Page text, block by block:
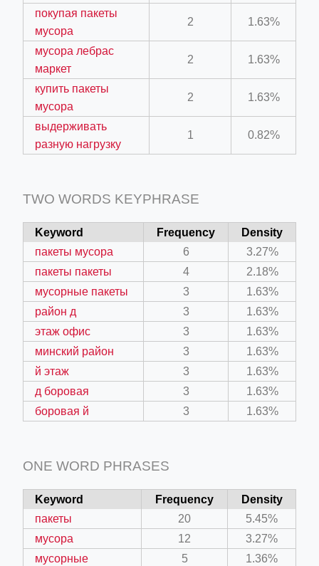
crew-neck-navy-blue/
покупая пакеты
мусора
2 1.63%
мусора лебрас
маркет
2 1.63%
купить пакеты
мусора
2 1.63%
выдерживать
разную нагрузку
1 0.82%
TWO WORDS KEYPHRASE
Keyword Frequency
Density
пакеты мусора
6
3.27%
пакеты пакеты
4
2.18%
мусорные пакеты
3
1.63%
район д
3
1.63%
этаж офис
3
1.63%
минский район
3
1.63%
й этаж
3
1.63%
д боровая
3
1.63%
боровая й
3 1.63%
ONE WORD PHRASES
Keyword Frequency
Density
пакеты
20
5.45%
мусора
12
3.27%
мусорные
5 1.36%